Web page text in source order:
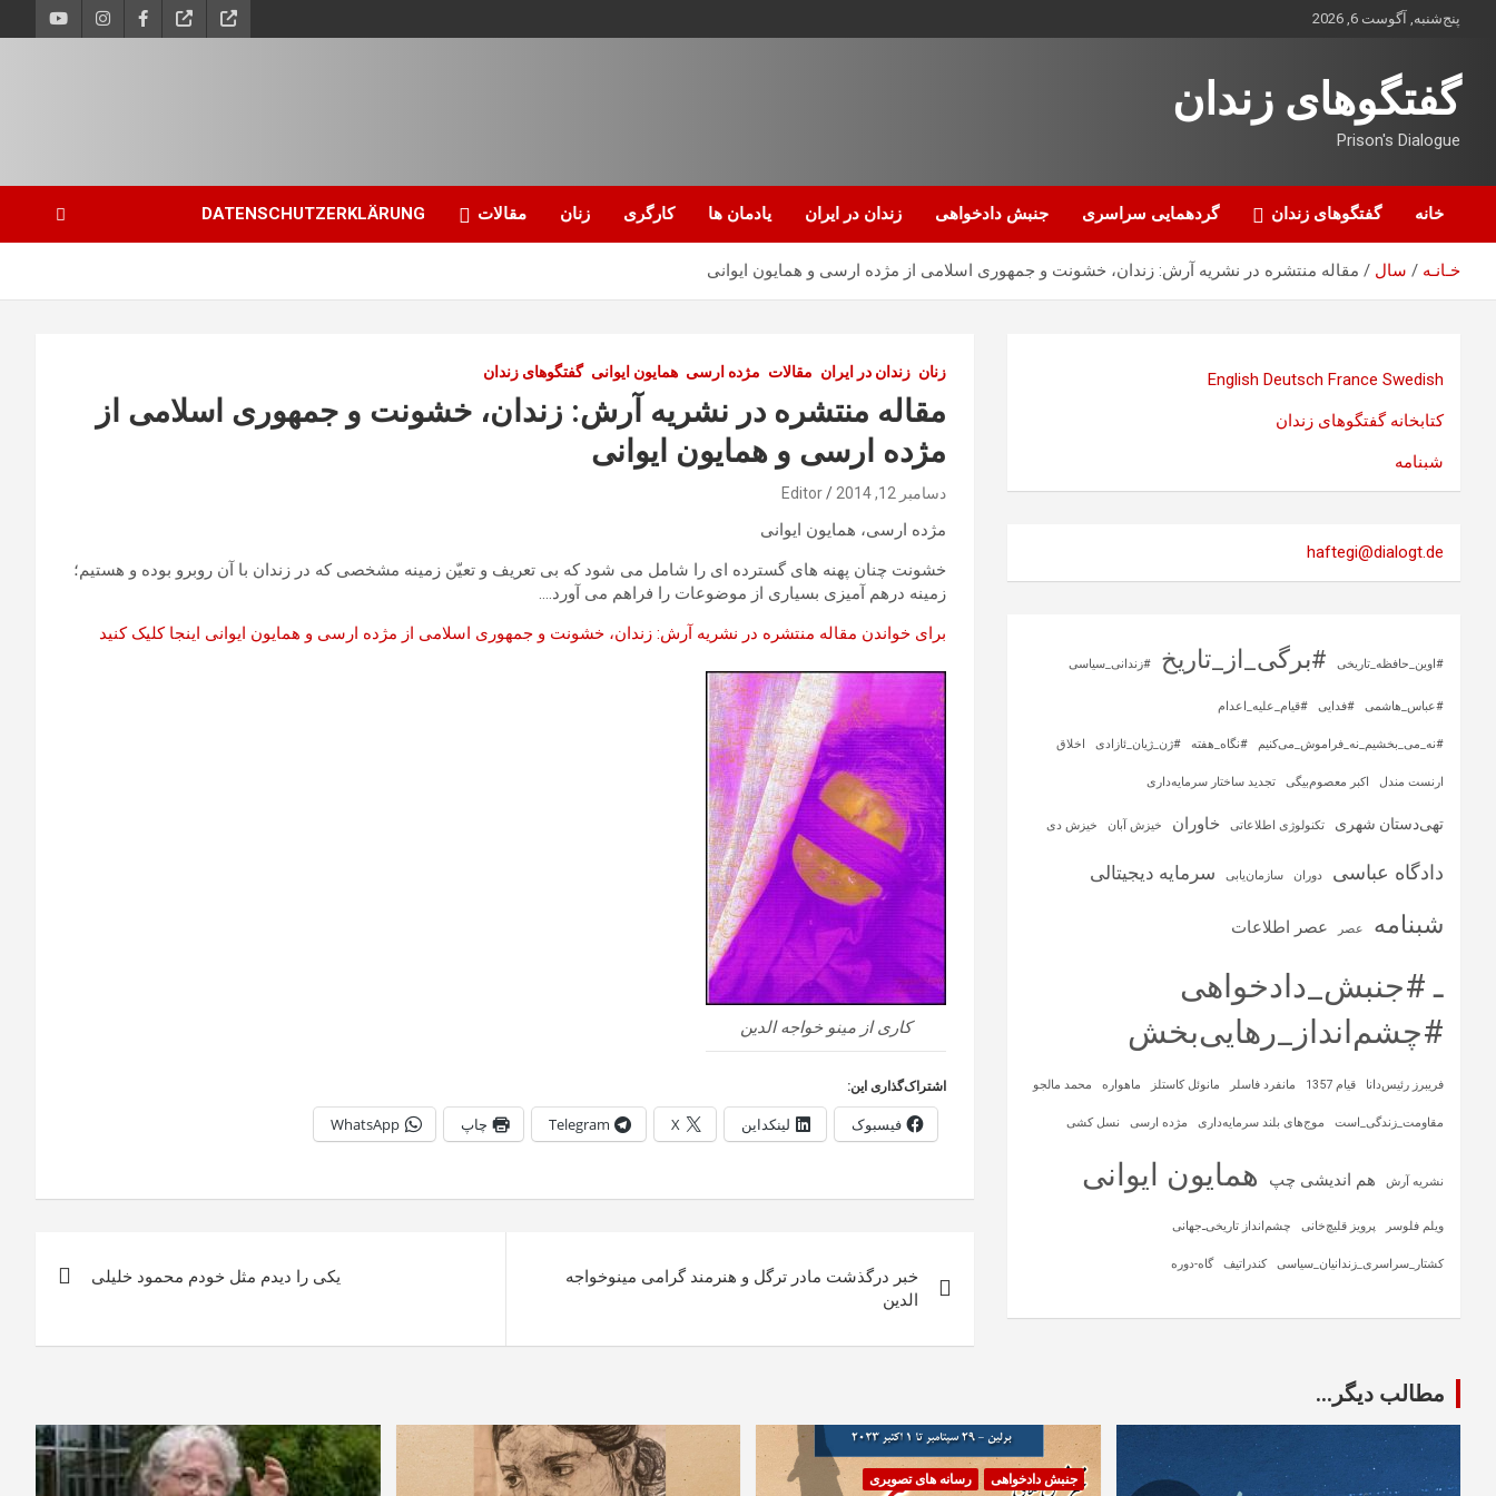
محتوا
پنج‌شنبه, آگوست 6, 2026
گفتگوهای زندان
Prison's Dialogue
خانه گفتگوهای زندان گردهمایی سراسری جنبش دادخواهی زندان در ایران یادمان ها کارگری زنان مقالات DATENSCHUTZERKLÄRUNG
خـانـه سال مقاله منتشره در نشریه آرش: زندان، خشونت و جمهوری اسلامی از مژده ارسی و همایون ایوانی
زنان زندان در ایران مقالات مژده ارسی همایون ایوانی گفتگوهای زندان
مقاله منتشره در نشریه آرش: زندان، خشونت و جمهوری اسلامی از
مژده ارسی و همایون ایوانی
دسامبر 12, 2014 Editor
مژده ارسی، همایون ایوانی
خشونت چنان پهنه های گسترده ای را شامل می شود که بی تعریف و تعیّن زمینه مشخصی که در زندان با آن روبرو بوده ‏و هستیم؛
زمینه درهم آمیزی بسیاری از موضوعات را فراهم می آورد….
برای خواندن مقاله منتشره در نشریه آرش: زندان، خشونت و جمهوری اسلامی از مژده ارسی و همایون ایوانی اینجا کلیک کنید
کاری از مینو خواجه الدین
اشتراک‌گذاری این:
فیسبوک لینکداین X
Telegram چاپ WhatsApp
نوشته
خبر درگذشت مادر ترگل و هنرمند گرامی مینوخواجه
الدین
یکی را دیدم مثل خودم محمود خلیلی
English Deutsch France Swedish
کتابخانه گفتگوهای زندان
شبنامه
haftegi@dialogt.de
#اوین_حافظه_تاریخی #برگی_از_تاریخ #زندانی_سیاسی
#عباس_هاشمی #فدایی #قیام_علیه_اعدام
#نه_می_بخشیم_نه_فراموش_می‌کنیم #نگاه_هفته #ژن_ژیان_ئازادی اخلاق
ارنست مندل اکبر معصوم‌بیگی تجدید ساختار سرمایه‌داری
تهی‌دستان شهری تکنولوژی اطلاعاتی خاوران خیزش آبان خیزش دی
دادگاه عباسی دوران سازمان‌یابی سرمایه‌ دیجیتالی
شبنامه عصر عصر اطلاعات
ـ #جنبش_دادخواهی
#چشم‌انداز_رهایی‌بخش
فریبرز رئیس‌دانا قیام 1357 مانفرد فاسلر مانوئل کاستلز ماهواره‌ محمد مالجو
مقاومت_زندگی_است موج‌های بلند سرمایه‌داری مژده ارسی نسل کشی
نشریه آرش هم اندیشی چپ همایون ایوانی
ویلم فلوسر پرویز قلیچ‌خانی چشم‌انداز تاریخی‌ـ‌جهانی
کشتار_سراسری_زندانیان_سیاسی کندراتیف گاه-دوره
مطالب دیگر...
جنبش دادخواهی رسانه های تصویری